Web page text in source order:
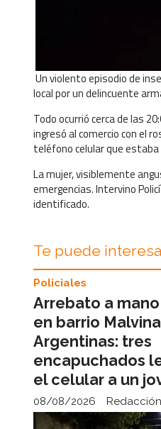
Un violento episodio de
local por un delincuente
Todo ocurrió cerca de las
ingresó al comercio con el
teléfono celular que estaba
La mujer, visiblemente
emergencias. Intervino
identificado.
Te puede
Arrebato a
en barrio
Argentinas: tres
encapuchados
el celular a un
Redacción
Policiales
08/08/2026